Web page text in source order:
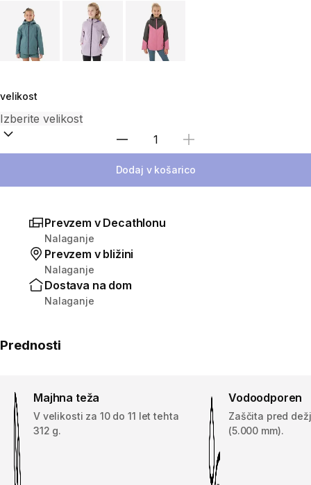
Choose a variant
velikost
Izberite količino
Dodaj v košarico
Prevzem v Decathlonu
Nalaganje
Prevzem v bližini
Nalaganje
Dostava na dom
Nalaganje
Prednosti
Majhna teža
V velikosti za 10 do 11 let tehta
312 g.
Vodoodporen
Zaščita pred
(5.000 mm).